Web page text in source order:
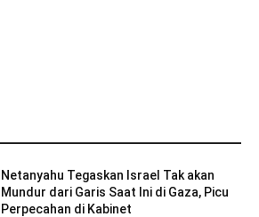
Netanyahu Tegaskan Israel Tak akan
Mundur dari Garis Saat Ini di Gaza, Picu
Perpecahan di Kabinet